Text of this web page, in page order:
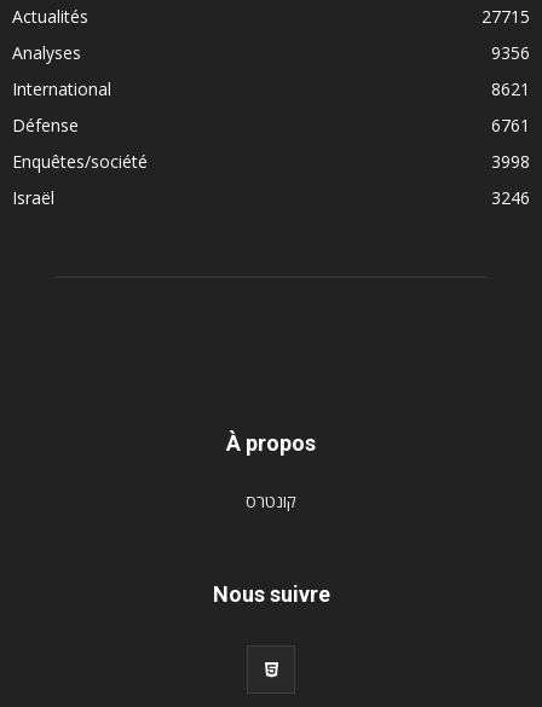
Actualités
27715
Analyses
9356
International
8621
Défense
6761
Enquêtes/société
3998
Israël
3246
À propos
קונטרס
Nous suivre